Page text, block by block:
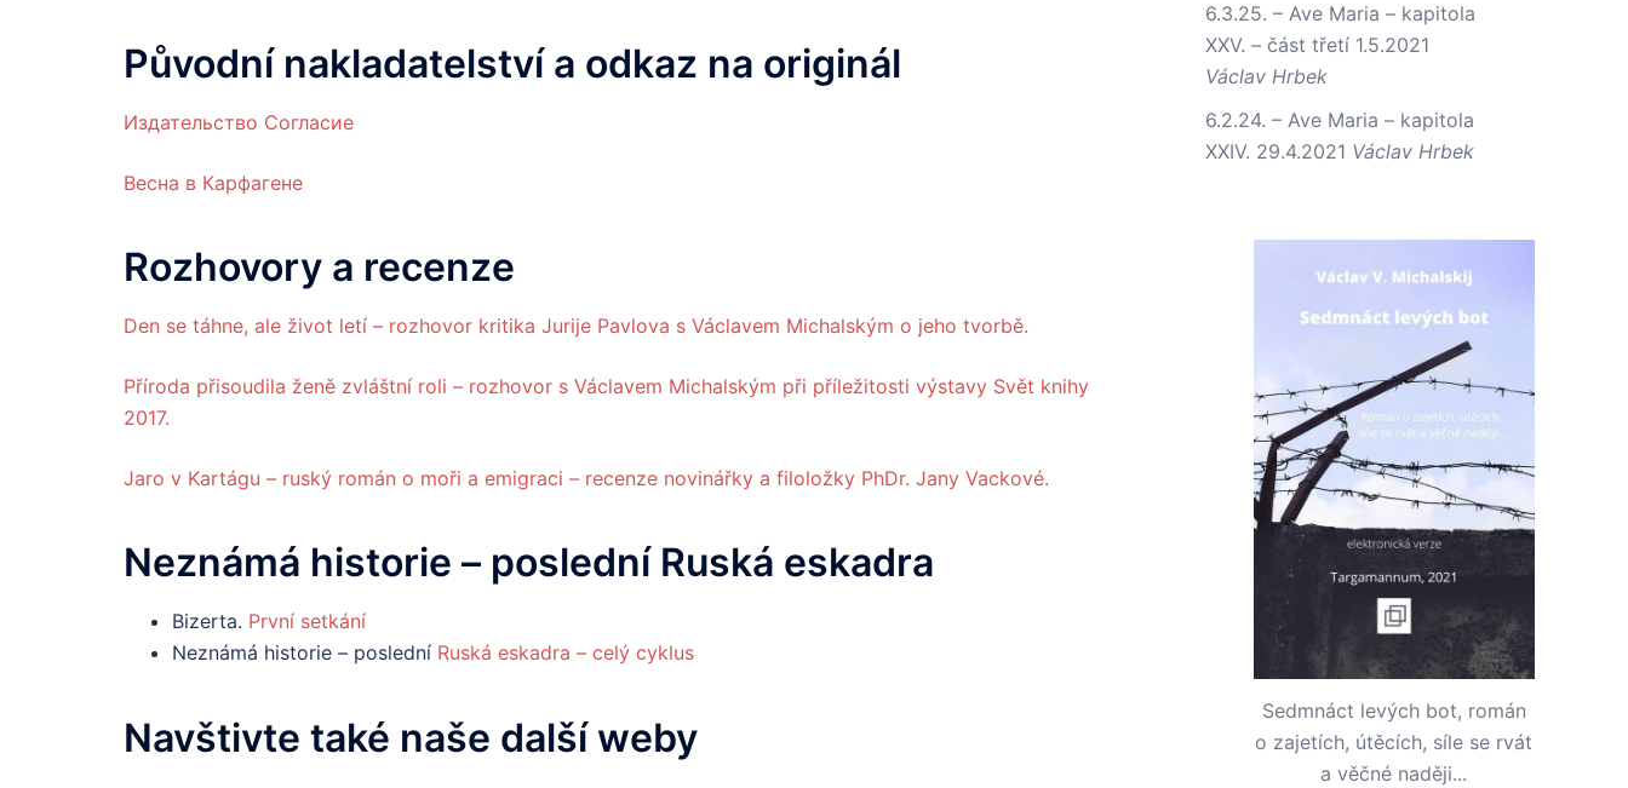
Původní nakladatelství a odkaz na originál
Издательство Согласие
Весна в Карфагене
Rozhovory a recenze
Den se táhne, ale život letí – rozhovor kritika Jurije Pavlova s Václavem Michalským o jeho tvorbě.
Příroda přisoudila ženě zvláštní roli – rozhovor s Václavem Michalským při příležitosti výstavy Svět knihy
2017.
Jaro v Kartágu – ruský román o moři a emigraci – recenze novinářky a filoložky PhDr. Jany Vackové.
Neznámá historie – poslední Ruská eskadra
Bizerta. První setkání
Neznámá historie – poslední Ruská eskadra – celý cyklus
Navštivte také naše další weby
6.3.25. – Ave Maria – kapitola
XXV. – část třetí 1.5.2021
Václav Hrbek
6.2.24. – Ave Maria – kapitola
XXIV. 29.4.2021 Václav Hrbek
Sedmnáct levých bot, román
o zajetích, útěcích, síle se rvát
a věčné naději...